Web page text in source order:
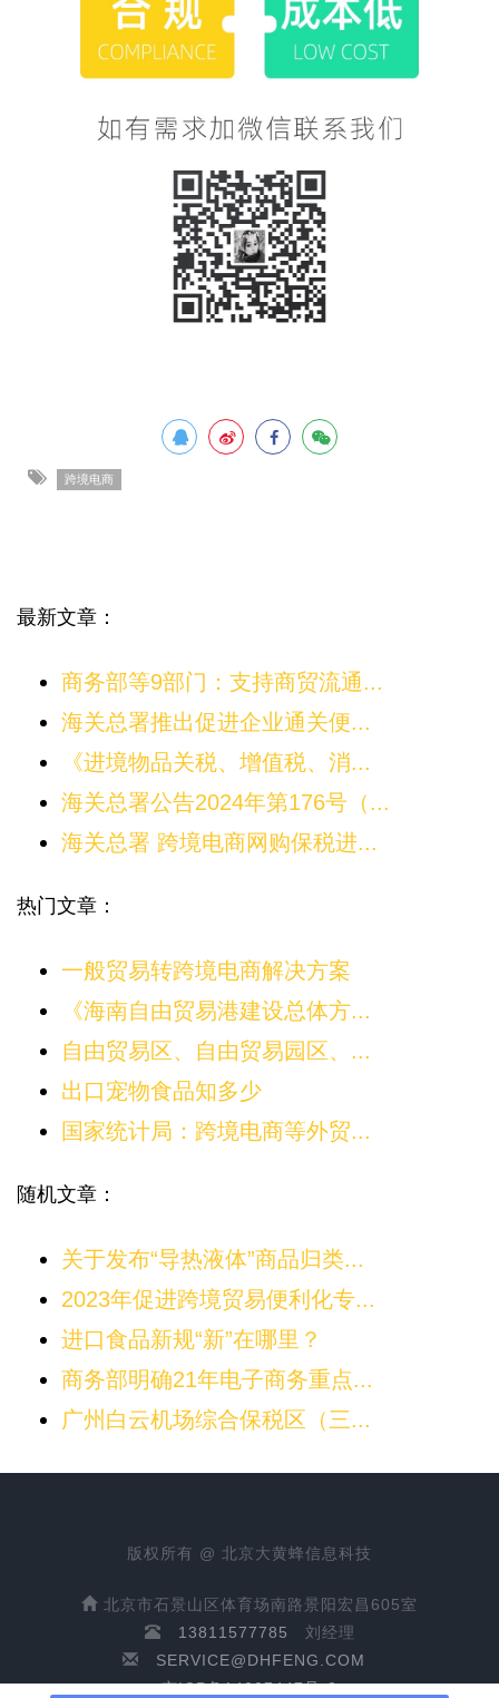
跨境电商
最新文章：
商务部等9部门：支持商贸流通...
海关总署推出促进企业通关便...
《进境物品关税、增值税、消...
海关总署公告2024年第176号（...
海关总署 跨境电商网购保税进...
热门文章：
一般贸易转跨境电商解决方案
《海南自由贸易港建设总体方...
自由贸易区、自由贸易园区、...
出口宠物食品知多少
国家统计局：跨境电商等外贸...
随机文章：
关于发布“导热液体”商品归类...
2023年促进跨境贸易便利化专...
进口食品新规“新”在哪里？
商务部明确21年电子商务重点...
广州白云机场综合保税区（三...
版权所有 @ 北京大黄蜂信息科技
北京市石景山区体育场南路景阳宏昌605室
13811577785
刘经理
SERVICE@DHFENG.COM
京ICP备14007447号-2